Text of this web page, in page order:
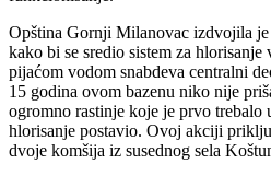
Opština Gornji Milanovac izdvojila je
kako bi se sredio sistem za hlorisanje
pijaćom vodom snabdeva centralni
15 godina ovom bazenu niko nije
ogromno rastinje koje je prvo trebalo
hlorisanje postavio. Ovoj akciji
dvoje komšija iz susednog sela